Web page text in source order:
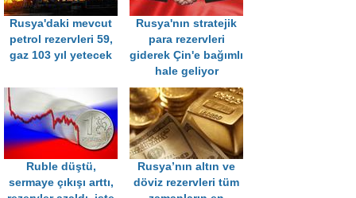
Rusya'daki mevcut
petrol rezervleri 59,
gaz 103 yıl yetecek
Rusya'nın stratejik
para rezervleri
giderek Çin'e bağımlı
hale geliyor
Ruble düştü,
sermaye çıkışı arttı,
Rusya’nın altın ve
döviz rezervleri tüm